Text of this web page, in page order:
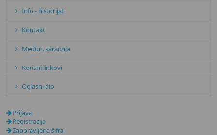
Info - historijat
Kontakt
Međun. saradnja
Korisni linkovi
Oglasni dio
Prijava
Registracija
Zaboravljena šifra